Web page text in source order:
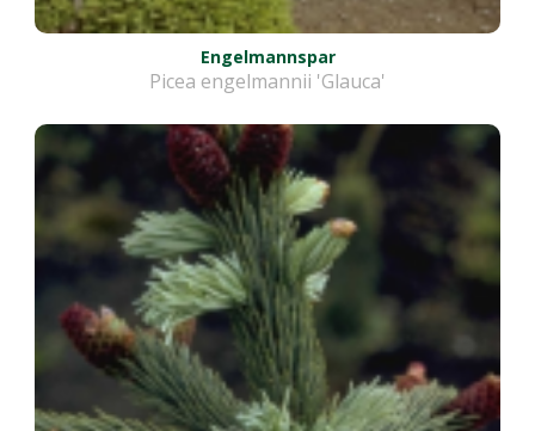
Engelmannspar
Picea engelmannii 'Glauca'